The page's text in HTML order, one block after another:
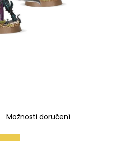
Možnosti doručení